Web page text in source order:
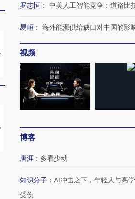
马航飞行员跨国走私7万
粒摇头丸 尿检体内含3种
术：是什么让中产们甘
【推广】走进第四届链博
会，让数智科技“链”接产
罗志恒 ： 中美人工智能竞争：道路比
易峘 ： 海外能源供给缺口对中国的影
视频
博客
唐涯 ： 多看少动
知识分子 ： AI冲击之下，年轻人与高
受伤